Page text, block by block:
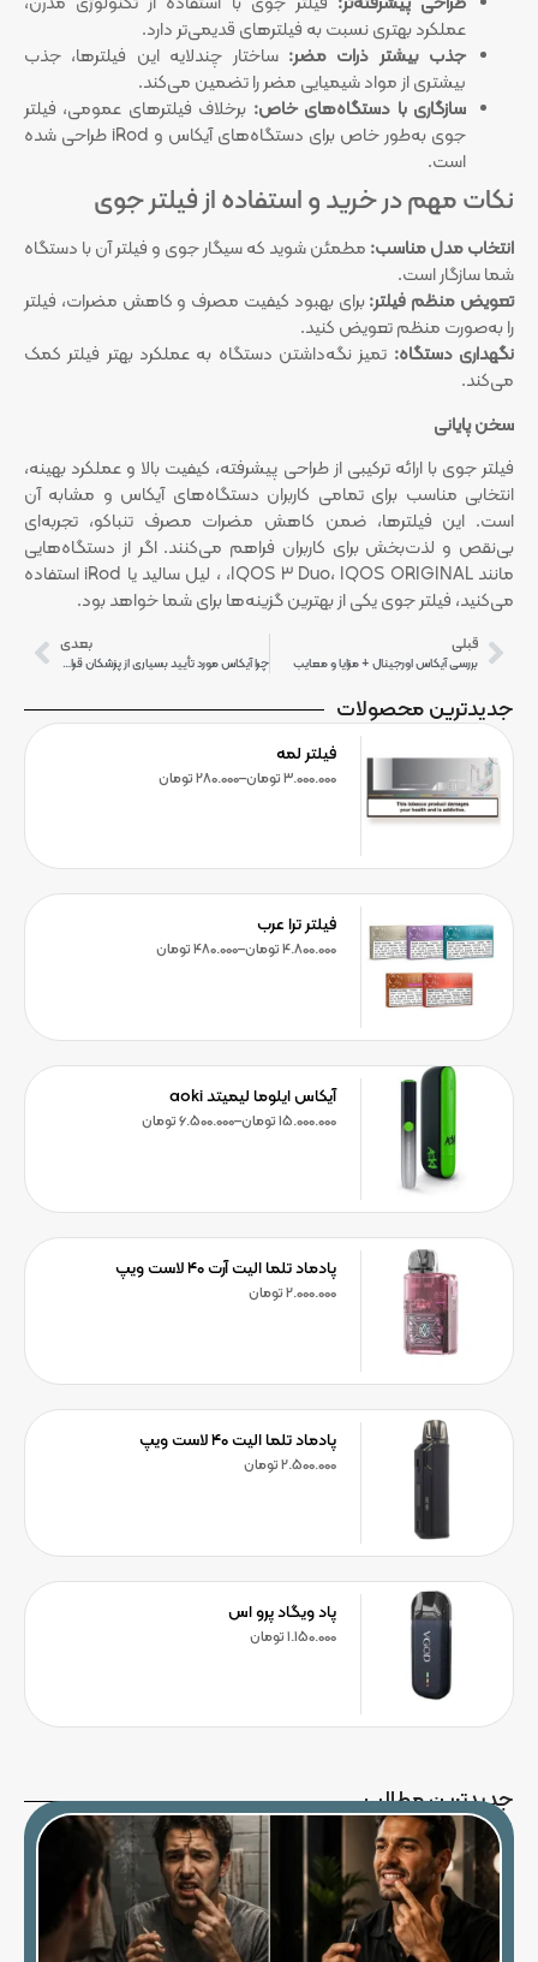
عملکرد بهتری نسبت به فیلترهای قدیمی‌تر دارد.
جذب بیشتر ذرات مضر: ساختار چندلایه این فیلترها، جذب
بیشتری از مواد شیمیایی مضر را تضمین می‌کند.
سازگاری با دستگاه‌های خاص: برخلاف فیلترهای عمومی، فیلتر
جوی به‌طور خاص برای دستگاه‌های آیکاس و iRod طراحی شده
است.
نکات مهم در خرید و استفاده از فیلتر جوی
انتخاب مدل مناسب: مطمئن شوید که سیگار جوی و فیلتر آن با دستگاه
شما سازگار است.
تعویض منظم فیلتر:برای بهبود کیفیت مصرف و کاهش مضرات، فیلتر
را به‌صورت منظم تعویض کنید.
نگهداری دستگاه: تمیز نگه‌داشتن دستگاه به عملکرد بهتر فیلتر کمک
می‌کند.
سخن پایانی
فیلتر جوی با ارائه ترکیبی از طراحی پیشرفته، کیفیت بالا و عملکرد بهینه،
انتخابی مناسب برای تمامی کاربران دستگاه‌های آیکاس و مشابه آن
است. این فیلترها، ضمن کاهش مضرات مصرف تنباکو، تجربه‌ای
بی‌نقص و لذت‌بخش برای کاربران فراهم می‌کنند. اگر از دستگاه‌هایی
مانند IQOS 3 Duo، IQOS ORIGINAL، ، لیل سالید یا iRod استفاده
می‌کنید، فیلتر جوی یکی از بهترین گزینه‌ها برای شما خواهد بود.
قبلی
بررسی آیکاس اورجینال + مزایا و معایب
بعدی
چرا آیکاس مورد تأیید بسیاری از پزشکان قرار گرفته است؟
جدیدترین محصولات
فیلتر لمه
3.000.000تومان–
280.000تومان
فیلتر ترا عرب
4.800.000تومان–
480.000تومان
آیکاس ایلوما لیمیتد aoki
15.000.000تومان–
6.500.000تومان
پادماد تلما الیت آرت ۴۰ لاست ویپ
2.000.000تومان
پادماد تلما الیت ۴۰ لاست ویپ
2.500.000تومان
پاد ویگاد پرو اس
1.150.000تومان
جدیدترین مطالب